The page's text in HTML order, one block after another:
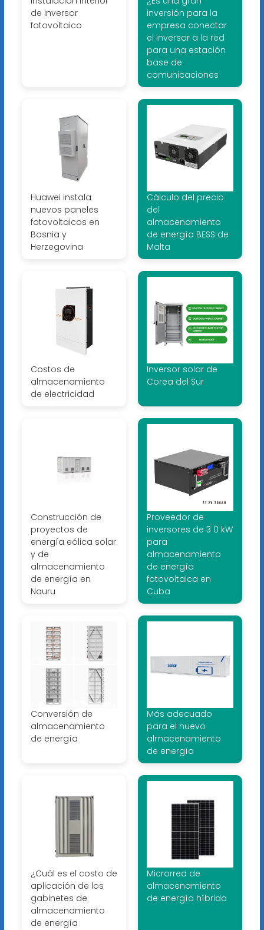
de inversor
fotovoltaico
inversión para la
empresa conectar
el inversor a la red
para una estación
base de
comunicaciones
Huawei instala
nuevos paneles
fotovoltaicos en
Bosnia y
Herzegovina
Cálculo del precio
del
almacenamiento
de energía BESS de
Malta
Costos de
almacenamiento
de electricidad
Inversor solar de
Corea del Sur
Construcción de
proyectos de
energía eólica solar
y de
almacenamiento
de energía en
Nauru
Proveedor de
inversores de 3 0 kW
para
almacenamiento
de energía
fotovoltaica en
Cuba
Conversión de
almacenamiento
de energía
Más adecuado
para el nuevo
almacenamiento
de energía
¿Cuál es el costo de
aplicación de los
gabinetes de
almacenamiento
de energía
Microrred de
almacenamiento
de energía híbrida